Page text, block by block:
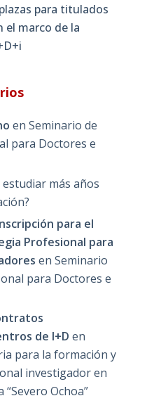
para titulados
el marco de la
en Seminario de
para Doctores e
estudiar más años
para el
Profesional para
en Seminario
para Doctores e
de I+D en
para la formación y
investigador en
“Severo Ochoa”